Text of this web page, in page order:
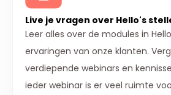
Live je vragen over Hello's
Leer alles over de modules in
ervaringen van onze klanten.
verdiepende webinars en
ieder webinar is er veel ruimte